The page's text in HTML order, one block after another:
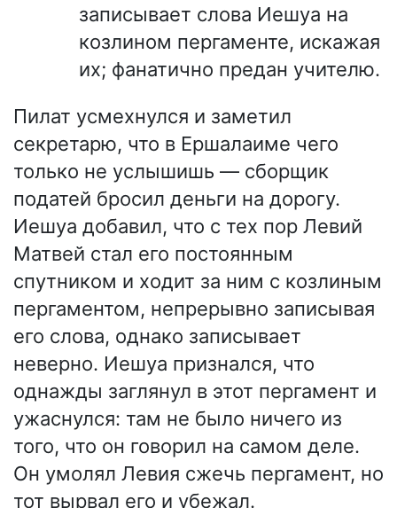
записывает слова Иешуа на
козлином пергаменте, искажая
их; фанатично предан учителю.
Пилат усмехнулся и заметил
секретарю, что в Ершалаиме чего
только не услышишь — сборщик
податей бросил деньги на дорогу.
Иешуа добавил, что с тех пор Левий
Матвей стал его постоянным
спутником и ходит за ним с козлиным
пергаментом, непрерывно записывая
его слова, однако записывает
неверно. Иешуа признался, что
однажды заглянул в этот пергамент и
ужаснулся: там не было ничего из
того, что он говорил на самом деле.
Он умолял Левия сжечь пергамент, но
тот вырвал его и убежал.